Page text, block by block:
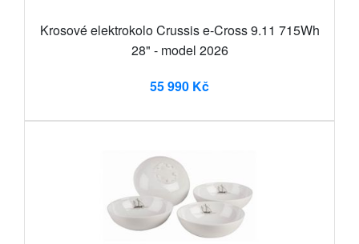
Krosové elektrokolo Crussis e-Cross 9.11 715Wh
28" - model 2026
55 990 Kč